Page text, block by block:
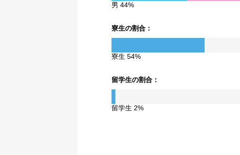
男 44%
寮生の割合：
寮生 54%
留学生の割合：
留学生 2%